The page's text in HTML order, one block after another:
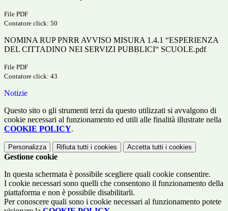
File PDF
Contatore click: 50
NOMINA RUP PNRR AVVISO MISURA 1.4.1 “ESPERIENZA
DEL CITTADINO NEI SERVIZI PUBBLICI“ SCUOLE.pdf
File PDF
Contatore click: 43
Notizie
Questo sito o gli strumenti terzi da questo utilizzati si avvalgono di
cookie necessari al funzionamento ed utili alle finalità illustrate nella
COOKIE POLICY.
Personalizza Rifiuta tutti i cookies Accetta tutti i cookies
Gestione cookie
In questa schermata è possibile scegliere quali cookie consentire.
I cookie necessari sono quelli che consentono il funzionamento della
piattaforma e non è possibile disabilitarli.
Per conoscere quali sono i cookie necessari al funzionamento potete